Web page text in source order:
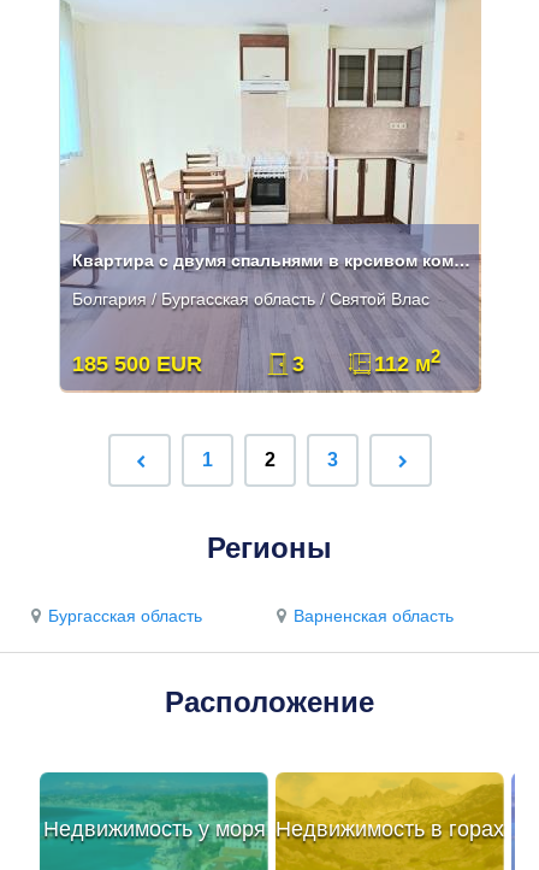
Квартира с двумя спальнями в крсивом комплексе
Болгария / Бургасская область / Святой Влас
185 500 EUR 3 112 м2
1 2 3
Регионы
Бургасская область Варненская область
Расположение
Недвижимость у моря Недвижимость в горах